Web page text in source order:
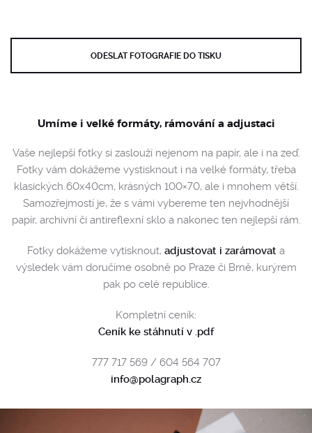
ODESLAT FOTOGRAFIE DO TISKU
Umíme i velké formáty, rámování a adjustaci
Vaše nejlepší fotky si zaslouží nejenom na papír, ale i na zeď.
Fotky vám dokážeme vystisknout i na velké formáty, třeba
klasických 60x40cm, krásných 100×70, ale i mnohem větší.
Samozřejmostí je, že s vámi vybereme ten nejvhodnější
papír, archivní či antireflexní sklo a nakonec ten nejlepší rám.
Fotky dokážeme vytisknout, adjustovat i zarámovat a
výsledek vám doručíme osobně po Praze či Brně, kurýrem
pak po celé republice.
Kompletní ceník:
Ceník ke stáhnutí v .pdf
777 717 569 / 604 564 707
info@polagraph.cz